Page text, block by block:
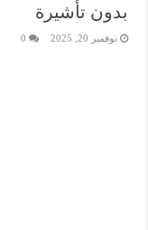
بدون تأشيرة
نوفمبر 20, 2025 0